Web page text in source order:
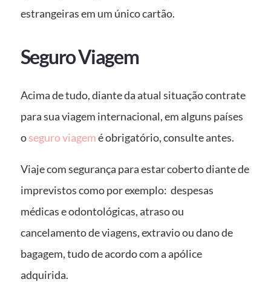
estrangeiras em um único cartão.
Seguro Viagem
Acima de tudo, diante da atual situação contrate
para sua viagem internacional, em alguns países
oseguro viagemé obrigatório, consulte antes.
Viaje com segurança para estar coberto diante de
imprevistos como por exemplo: despesas
médicas e odontológicas, atraso ou
cancelamento de viagens, extravio ou dano de
bagagem, tudo de acordo com a apólice
adquirida.